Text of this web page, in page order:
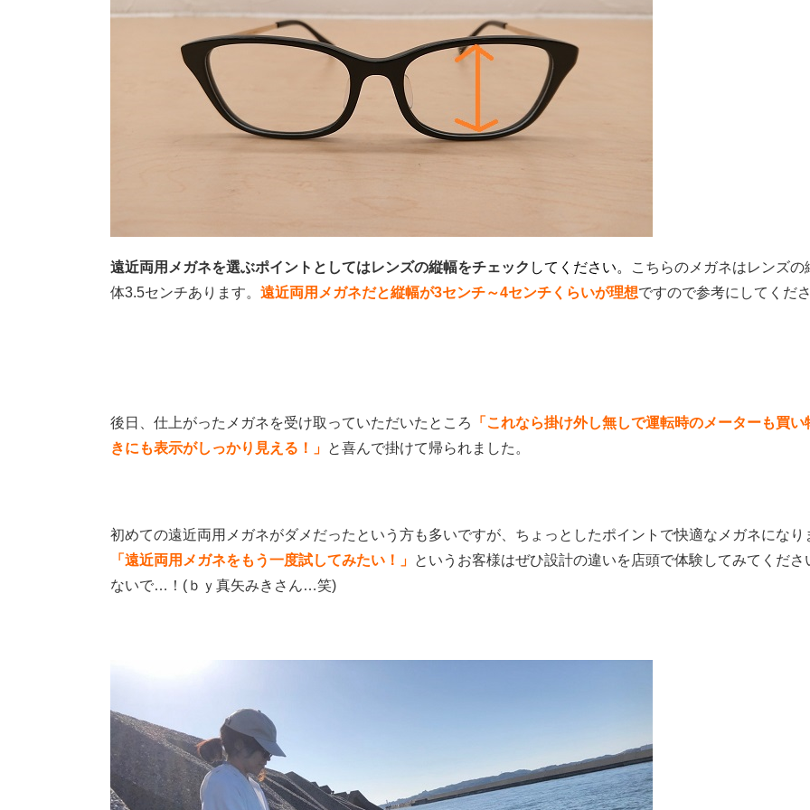
遠近両用メガネを選ぶポイントとしてはレンズの縦幅をチェック してください。
こちらのメガネはレンズの
体3.5センチあります。 遠近両用メガネだと縦幅が3センチ～4センチくらいが理想ですので参考にしてくださ
後日、仕上がったメガネを受け取っていただいたところ
「これなら掛け外し無しで運転時のメーターも買い
きにも表示がしっかり見える！」 と喜んで掛けて帰られました。
初めての遠近両用メガネがダメだったという方も多いですが、ちょっとしたポイントで快適なメガネになり
「遠近両用メガネをもう一度試してみたい！」 というお客様はぜひ設計の違いを店頭で体験してみてくださ
ないで…！(ｂｙ真矢みきさん…笑)